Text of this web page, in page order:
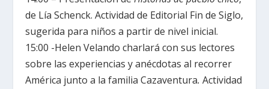
de Lía Schenck. Actividad de Editorial Fin de Siglo,
sugerida para niños a partir de nivel inicial.
15:00 -Helen Velando charlará con sus lectores
sobre las experiencias y anécdotas al recorrer
América junto a la familia Cazaventura.Actividad